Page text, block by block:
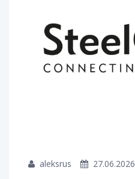
aleksrus 27.06.2026